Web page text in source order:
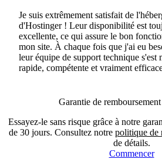
Je suis extrêmement satisfait de
d'Hostinger ! Leur disponibilité est
excellente, ce qui assure le bon
mon site. À chaque fois que j'ai eu
leur équipe de support technique s'est
rapide, compétente et vraiment
Garantie de
Essayez-le sans risque grâce à notre
de 30 jours. Consultez notre politique de
de détails.
Commencer